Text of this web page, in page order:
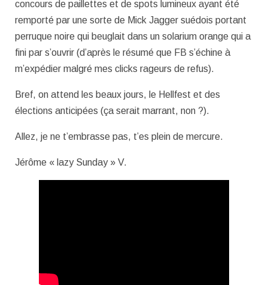
concours de paillettes et de spots lumineux ayant été
remporté par une sorte de Mick Jagger suédois portant
perruque noire qui beuglait dans un solarium orange qui a
fini par s’ouvrir (d’après le résumé que FB s’échine à
m’expédier malgré mes clicks rageurs de refus).
Bref, on attend les beaux jours, le Hellfest et des
élections anticipées (ça serait marrant, non ?).
Allez, je ne t’embrasse pas, t’es plein de mercure.
Jérôme « lazy Sunday » V.